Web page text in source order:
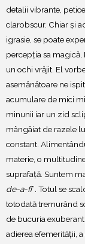
detalii vibrante,
clarobscur. Chiar și
igrasie, se poate
percepția sa
un ochi vrăjit. El
asemănătoare ne
acumulare de mici
minunii iar un zid
mângâiat de razele
constant.
materie, o
suprafață. Suntem
de-a-fi”. Totul se
totodată tremurând
de bucuria
adierea efemerității,